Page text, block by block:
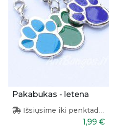
Pakabukas - letena
Išsiųsime iki penktadienio
1,99 €